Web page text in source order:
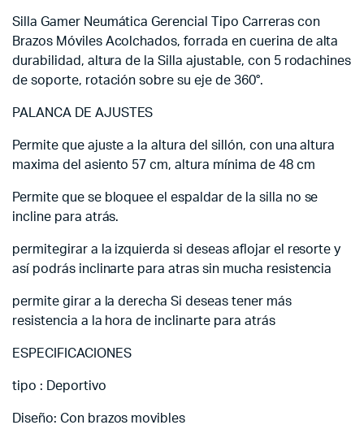
Silla Gamer Neumática Gerencial Tipo Carreras con
Brazos Móviles Acolchados, forrada en cuerina de alta
durabilidad, altura de la Silla ajustable, con 5 rodachines
de soporte, rotación sobre su eje de 360°.
PALANCA DE AJUSTES
Permite que ajuste a la altura del sillón, con una altura
maxima del asiento 57 cm, altura mínima de 48 cm
Permite que se bloquee el espaldar de la silla no se
incline para atrás.
permitegirar a la izquierda si deseas aflojar el resorte y
así podrás inclinarte para atras sin mucha resistencia
permite girar a la derecha Si deseas tener más
resistencia a la hora de inclinarte para atrás
ESPECIFICACIONES
tipo : Deportivo
Diseño: Con brazos movibles